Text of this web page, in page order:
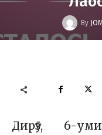
By
Дирӯз, 6-